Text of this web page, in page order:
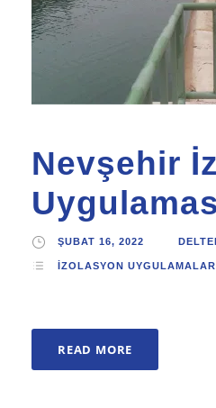
Nevşehir
ŞUBAT 16, 2022
İZOLASYON
READ MORE